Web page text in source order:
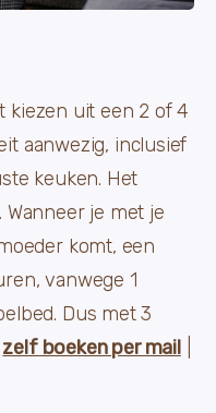
kiezen uit een 2 of 4
aanwezig, inclusief
keuken. Het
je met je
komt, een
vanwege 1
Dus met 3
zelf boeken per mail|